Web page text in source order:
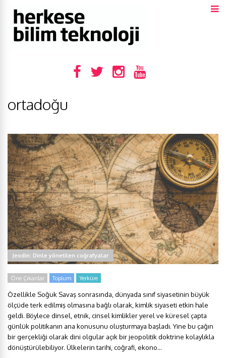
ortadoğu
Jeodin: Dinle yönetilen coğrafyalar
Öne Çıkanlar Toplum Yerküre
Özellikle Soğuk Savaş sonrasında, dünyada sınıf siyasetinin büyük
ölçüde terk edilmiş olmasına bağlı olarak, kimlik siyaseti etkin hale
geldi. Böylece dinsel, etnik, cinsel kimlikler yerel ve küresel çapta
günlük politikanın ana konusunu oluşturmaya başladı. Yine bu çağın
bir gerçekliği olarak dini olgular açık bir jeopolitik doktrine kolaylıkla
dönüştürülebiliyor. Ülkelerin tarihi, coğrafi, ekono...